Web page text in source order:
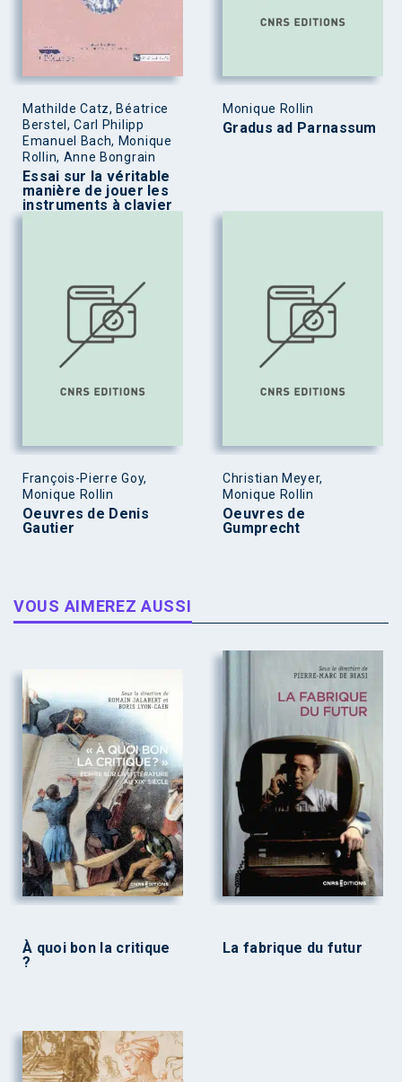
Mathilde Catz, Béatrice
Berstel, Carl Philipp
Emanuel Bach, Monique
Rollin, Anne Bongrain
Essai sur la véritable
manière de jouer les
instruments à clavier
Monique Rollin
Gradus ad Parnassum
François-Pierre Goy,
Monique Rollin
Oeuvres de Denis
Gautier
Christian Meyer,
Monique Rollin
Oeuvres de
Gumprecht
VOUS AIMEREZ AUSSI
À quoi bon la critique
?
La fabrique du futur